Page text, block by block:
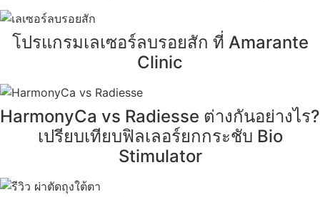
โปรแกรมเลเซอร์ลบรอยสัก ที่ Amarante
Clinic
HarmonyCa vs Radiesse ต่างกันอย่างไร?
เปรียบเทียบฟิลเลอร์ยกกระชับ Bio
Stimulator